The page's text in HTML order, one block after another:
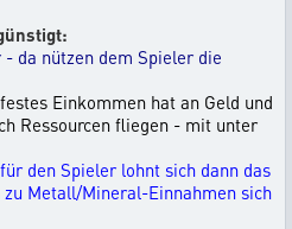
da nützen dem Spieler die
Einkommen hat an Geld und
Ressourcen fliegen - mit unter
den Spieler lohnt sich dann das
zu Metall/Mineral-Einnahmen sich